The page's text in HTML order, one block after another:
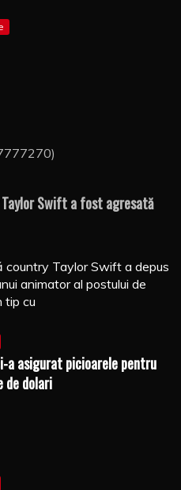
Swift a fost agresată
country Taylor Swift a depus
animator al postului de
tip cu
a asigurat picioarele pentru
de dolari